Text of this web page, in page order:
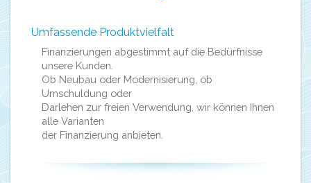
Umfassende Produktvielfalt
Finanzierungen abgestimmt auf die Bedürfnisse
unsere Kunden.
Ob Neubau oder Modernisierung, ob
Umschuldung oder
Darlehen zur freien Verwendung, wir können Ihnen
alle Varianten
der Finanzierung anbieten.